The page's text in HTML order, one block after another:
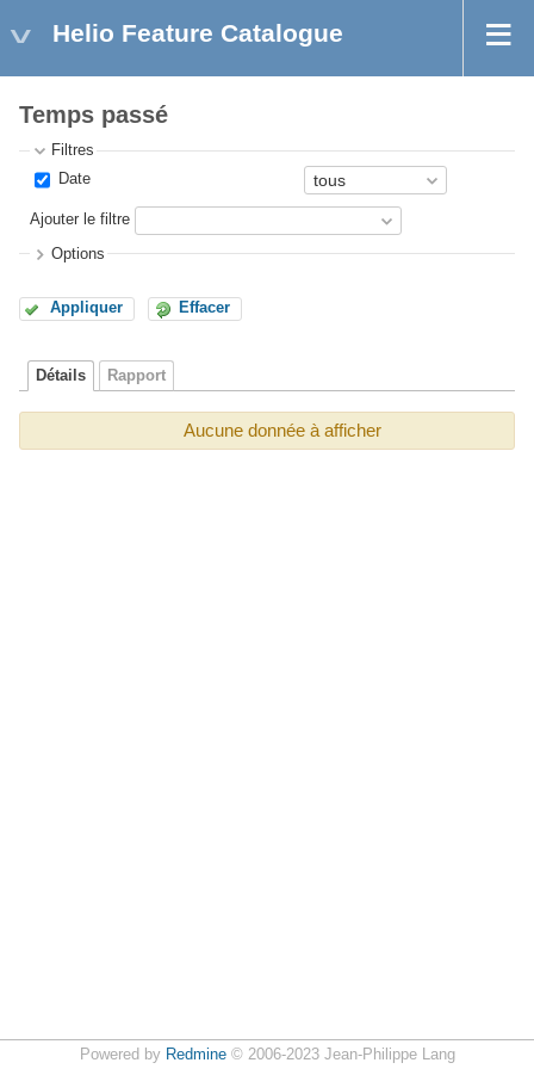
Helio Feature Catalogue
Temps passé
Filtres
Date
Ajouter le filtre
Options
Appliquer Effacer
Détails Rapport
Aucune donnée à afficher
Powered by Redmine© 2006-2023 Jean-Philippe Lang